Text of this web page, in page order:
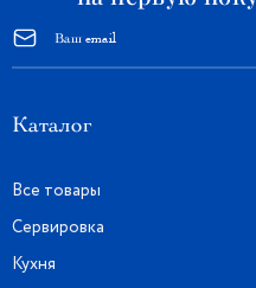
Каталог
Все товары
Сервировка
Кухня